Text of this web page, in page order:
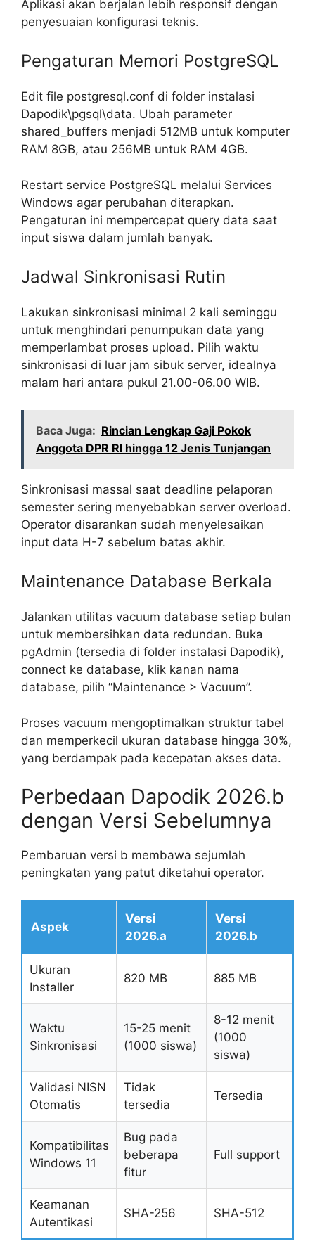
Aplikasi akan berjalan lebih responsif dengan
penyesuaian konfigurasi teknis.
Pengaturan Memori PostgreSQL
Edit file postgresql.conf di folder instalasi
Dapodik\pgsql\data. Ubah parameter
shared_buffers menjadi 512MB untuk komputer
RAM 8GB, atau 256MB untuk RAM 4GB.
Restart service PostgreSQL melalui Services
Windows agar perubahan diterapkan.
Pengaturan ini mempercepat query data saat
input siswa dalam jumlah banyak.
Jadwal Sinkronisasi Rutin
Lakukan sinkronisasi minimal 2 kali seminggu
untuk menghindari penumpukan data yang
memperlambat proses upload. Pilih waktu
sinkronisasi di luar jam sibuk server, idealnya
malam hari antara pukul 21.00-06.00 WIB.
Baca Juga: Rincian Lengkap Gaji Pokok
Anggota DPR RI hingga 12 Jenis Tunjangan
Sinkronisasi massal saat deadline pelaporan
semester sering menyebabkan server overload.
Operator disarankan sudah menyelesaikan
input data H-7 sebelum batas akhir.
Maintenance Database Berkala
Jalankan utilitas vacuum database setiap bulan
untuk membersihkan data redundan. Buka
pgAdmin (tersedia di folder instalasi Dapodik),
connect ke database, klik kanan nama
database, pilih “Maintenance > Vacuum”.
Proses vacuum mengoptimalkan struktur tabel
dan memperkecil ukuran database hingga 30%,
yang berdampak pada kecepatan akses data.
Perbedaan Dapodik 2026.b
dengan Versi Sebelumnya
Pembaruan versi b membawa sejumlah
peningkatan yang patut diketahui operator.
Aspek
Versi
2026.a
Versi
2026.b
Ukuran
Installer
820 MB 885 MB
Waktu
Sinkronisasi
15-25 menit
(1000 siswa)
8-12 menit
(1000
siswa)
Validasi NISN
Otomatis
Tidak
tersedia
Tersedia
Kompatibilitas
Windows 11
Bug pada
beberapa
fitur
Full support
Keamanan
Autentikasi
SHA-256 SHA-512